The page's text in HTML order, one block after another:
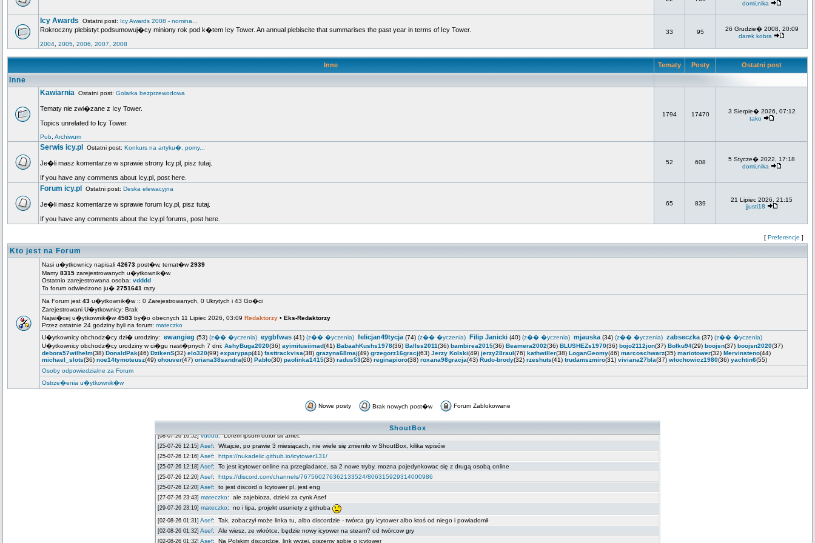
domi.nika
Icy Awards Ostatni post: Icy Awards 2008 - nomina...
Rokroczny plebistyt podsumowuj�cy miniony rok pod k�tem Icy Tower. An annual plebiscite that summarises the past year in terms of Icy Tower.
2004 2005 2006 2007 2008
33 95
26 Grudzie� 2008, 20:09
darek kobra
Inne Tematy Posty Ostatni post
Inne
Kawiarnia Ostatni post: Golarka bezprzewodowa
Tematy nie zwi�zane z Icy Tower.
Topics unrelated to Icy Tower.
Pub Archiwum
1794 17470
3 Sierpie� 2026, 07:12
tako
Serwis icy.pl Ostatni post: Konkurs na artyku�, pomy...
Je�li masz komentarze w sprawie strony Icy.pl, pisz tutaj.
If you have any comments about Icy.pl, post here.
52 608
5 Stycze� 2022, 17:18
domi.nika
Forum icy.pl Ostatni post: Deska elewacyjna
Je�li masz komentarze w sprawie forum Icy.pl, pisz tutaj.
If you have any comments about the Icy.pl forums, post here.
65 839
21 Lipiec 2026, 21:15
jjusti18
[ Preferencje ]
Kto jest na Forum
Nasi u�ytkownicy napisali 42673 post�w, temat�w2939
Mamy 8315 zarejestrowanych u�ytkownik�w
Ostatnio zarejestrowana osoba: vdddd
To forum odwiedzono ju� 2751641 razy
Na Forum jest 43 u�ytkownik�w :: 0 Zarejestrowanych, 0 Ukrytych i 43 Go�ci
Zarejestrowani U�ytkownicy: Brak
Najwi�cej u�ytkownik�w4583 by�o obecnych 11 Lipiec 2026, 03:09 Redaktorzy • Eks-Redaktorzy
Przez ostatnie 24 godziny byli na forum: mateczko
U�ytkownicy obchodz�cy dzi� urodziny: ewangieg (53) (z�� �yczenia) eygbfwas (41) (z�� �yczenia) felicjan49tycja (74) (z�� �yczenia) Filip Janicki (40) (z�� �yczenia) mjauska (34) (z�� �yczenia) zabseczka (37) (z�� �yczenia)
U�ytkownicy obchodz�cy urodziny w ci�gu nast�pnych 7 dni: AshyBuga2020(36) ayimitusiimad(41) BabaahKushs1978(36) Ballss2011(36) bambirea2015(36) Beamera2002(36) BLUSHEZs1970(36) bojo2112jon(37) Bolku94(29) boojsn(37) boojsn2020(37)
debora57wilhelm(38) DonaldPak(46) DzikenS(32) elo320(99) exparypap(41) fasttrackvisa(38) grazyna68maj(49) grzegorz16gracj(63) Jerzy Kolski(49) jerzy28raul(76) kathwiller(38) LoganGeomy(46) marcoschwarz(35) mariotower(32) Mervinsteno(44)
michael_slots(36) noe14tymoteusz(49) ohouver(47) oriana38sandra(60) Pablo(30) paolinka1415(33) radus53(28) reginapioro(38) roxana98gracja(43) Rudo-brody(32) rzeshuts(41) trudamszmiro(31) viviana27bla(37) wlochowicz1980(36) yachtin6(55)
Osoby odpowiedzialne za Forum
Ostrze�enia u�ytkownik�w
Nowe posty Brak nowych post�w Forum Zablokowane
ShoutBox